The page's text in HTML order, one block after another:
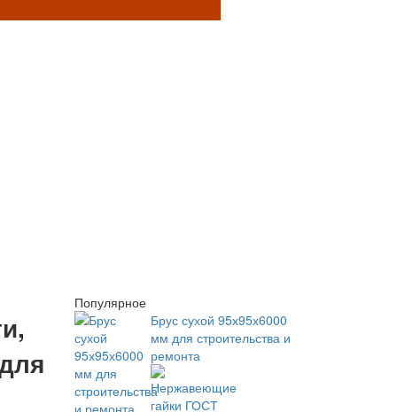
Популярное
Брус сухой 95х95х6000
мм для строительства и
ремонта